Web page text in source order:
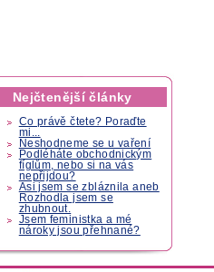
Nejčtenější články
Co právě čtete? Poraďte
mi...
Neshodneme se u vaření
Podléháte obchodnickým
fíglům, nebo si na vás
nepřijdou?
Asi jsem se zbláznila aneb
Rozhodla jsem se
zhubnout.
Jsem feministka a mé
nároky jsou přehnané?